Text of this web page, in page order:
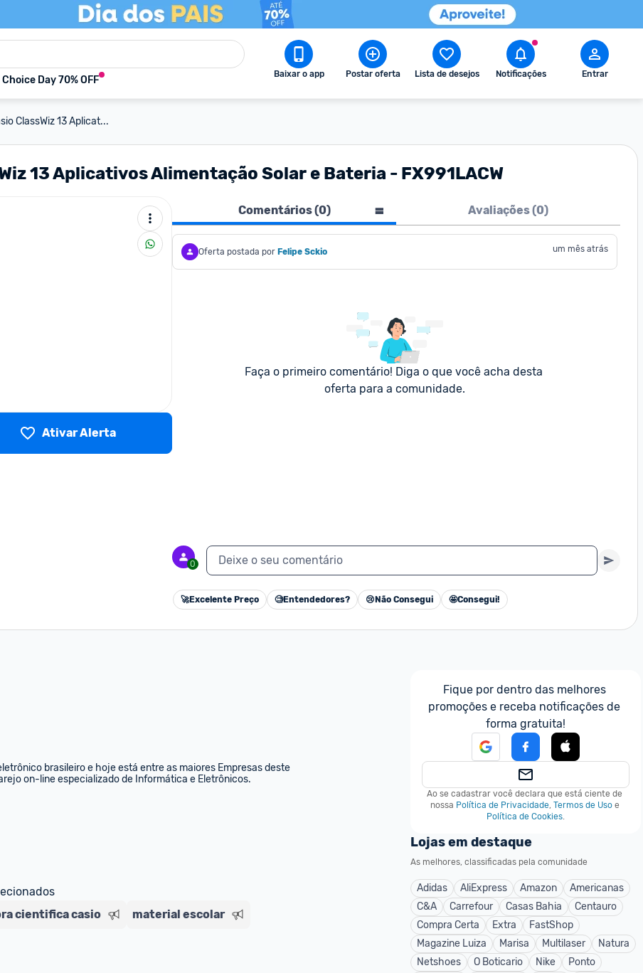
Choice Day 70% OFF Baixar o app Postar oferta Lista de desejos Notificações Entrar
ClassWiz 13 Aplicat...
13 Aplicativos Alimentação Solar e Bateria - FX991LACW
Ativar Alerta
Comentários (0) Avaliações (0)
Oferta postada por Felipe Sckio um mês atrás
Faça o primeiro comentário! Diga o que você acha desta
oferta para a comunidade.
0 Deixe o seu comentário
🚀Excelente Preço 🧐Entendedores? 😢 Não Consegui 🤩Consegui!
brasileiro e hoje está entre as maiores Empresas deste
on-line especializado de Informática e Eletrônicos.
cientifica casio material escolar
Fique por dentro das melhores
promoções e receba notificações de
forma gratuita!
Ao se cadastrar você declara que está ciente de
nossa Política de Privacidade, Termos de Uso e
Política de Cookies.
Lojas em destaque
As melhores, classificadas pela comunidade
Adidas AliExpress Amazon
Americanas
C&A
Carrefour Casas Bahia
Centauro
Compra Certa
Extra
FastShop
Magazine Luiza
Marisa Multilaser
Natura
Netshoes
O Boticario Nike
Ponto